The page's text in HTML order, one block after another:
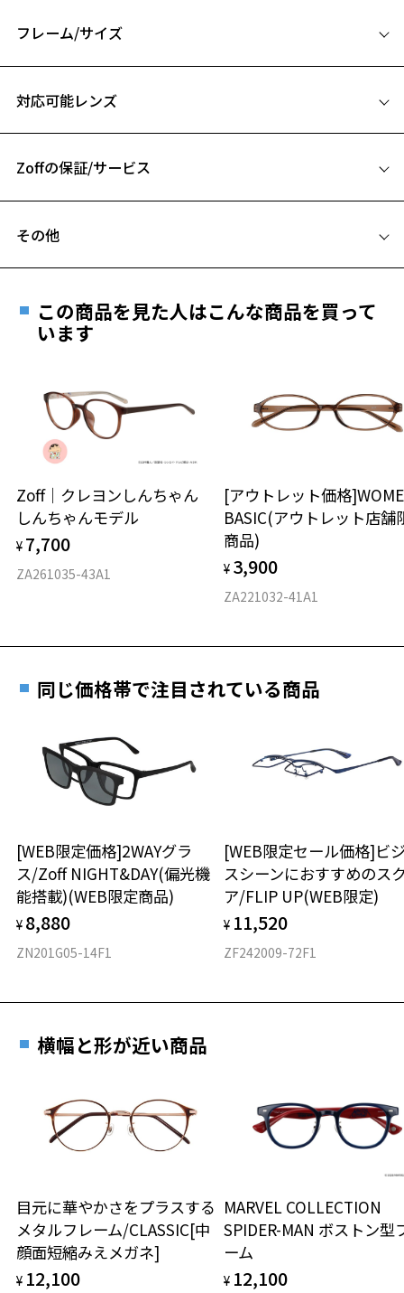
こちら
※柄や色味の出方に個体差があり、画像と異なる場合がございます。
Zoff｜Misato Mizukoshi 特設ページをみる
フレーム/サイズ
B ブリッジ(鼻部分)の横幅：21mm
お持ちのZoffメガネサイズを確認するには？
仕上がり寸法
D 仕上がりの横幅：約143mm
17.4g
※着脱式サングラス：デモレンズ、アタッチメント込みの重さ
タイプ
材質
フロント素材：メタル/アセテート
対応可能レンズ
フレームとレンズの合計料金を知りたい方へ
Zoffの保証/サービス
安心1 フレーム１年間品質保証
きます。
※保証期間内に交換が行われた場合、保証期間は初期の期間から
延長されません。
安心2 視力測定無料
視力の変化を早めに発見するために、定期的な視
力測定をおすすめいたします。
安心3 かかり具合調整無料
す。
その他
ご希望のお客さまは、「レンズ交換券」をお選びのうえ、
最寄りのZoff実店舗にてレンズをお買い求めください。
※サングラスやパッケージ品では「レンズ交換券」はお選び
談ください。
＜メガネの度数情報がわからない方へ＞
オンラインストアでフレームのみ購入して、
実店舗で度付きにできます
ご購入時に「レンズ交換券」をお選びいただくと、実店舗で
度数を測定のうえ、度付きレンズ（標準セットレンズ）へ無
実店舗で度数を測定いただけます
お近くのZoff実店舗にて度数を測定いただけます（無料）。
その際は記入用紙をダウンロードしてお使いください。
この商品を見た人はこんな商品を買って
います
Zoff｜クレヨンしんちゃん
しんちゃんモデル
¥ 7,700
ZA261035-43A1
[アウトレット価格
BASIC(アウトレット店舗
商品)
¥ 3,900
ZA221032-41A1
同じ価格帯で注目されている商品
[WEB限定価格]2WAYグラ
ス/Zoff NIGHT&DAY(偏光機
能搭載)(WEB限定商品)
¥ 8,880
ZN201G05-14F1
[WEB限定セール価格]ビ
スシーンにおすすめのス
ア/FLIP UP(WEB限定)
¥ 11,520
ZF242009-72F1
横幅と形が近い商品
目元に華やかさをプラスする
メタルフレーム/CLASSIC[中
顔面短縮みえメガネ]
¥ 12,100
MARVEL COLLECTION
SPIDER-MAN ボストン型
ーム
¥ 12,100